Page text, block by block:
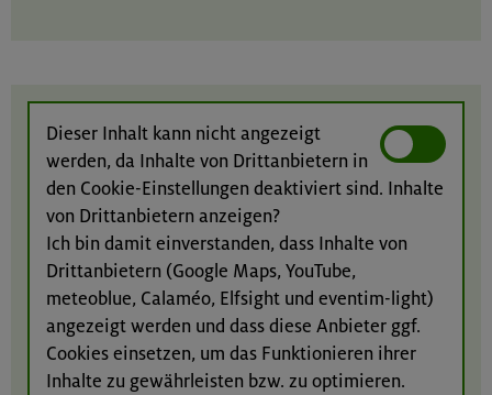
Dieser Inhalt kann nicht angezeigt
werden, da Inhalte von Drittanbietern in
den Cookie-Einstellungen deaktiviert sind. Inhalte
von Drittanbietern anzeigen?
Ich bin damit einverstanden, dass Inhalte von
Drittanbietern (Google Maps, YouTube,
meteoblue, Calaméo, Elfsight und eventim-light)
angezeigt werden und dass diese Anbieter ggf.
Cookies einsetzen, um das Funktionieren ihrer
Inhalte zu gewährleisten bzw. zu optimieren.